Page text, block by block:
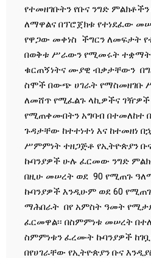
የተመዘገቡትን የቡና ንግድ
ለማዋልና በፕሮጀክቱ የተነደፈው
የዋጋው መቀነስ ችግርን ለመፍታት
በወቅቱ ሥራውን የሚመሩት
ቁርጠኝነትና ሙያዊ ብቃታቸውን
ስሞች በውጭ ሀገራት የማስመዘገቡ
ለመሸጥ የሚፈልጉ ላኪዎችና ገዥዎች
የሚጠቀሙበትን አግባብ በተመለከተ
ጉዳታቸው ከተተነተነ እና ከተመዘነ
ሥምምነት ተዘጋጅቶ የኢትዮጵያን
ኩባንያዎች ሁሉ ፈርመው ንግድ
በዚሁ መሠረት ወደ 90 የሚጠጉ
ኩባንያዎች እንዲሁም ወደ 60
ማሕበራት በየ አምስት ዓመት
ፈርመዋል፡፡ በስምምነቱ መሠረት
ስምምነቱን ፈረሙት ኩባንያዎች
በየሀገራቸው የኢትዮጵያን ቡና